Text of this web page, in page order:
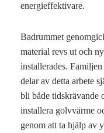
energieffektivare.
Badrummet
material revs ut och
installerades.
delar av detta arbete
bli både tidskrävande
installera golvvärme
genom att ta hjälp av